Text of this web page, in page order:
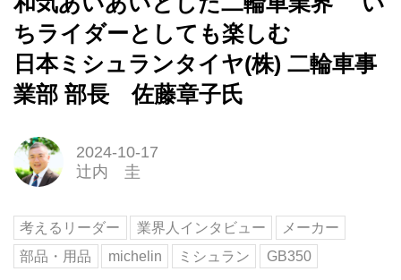
ちライダーとしても楽しむ
日本ミシュランタイヤ(株) 二輪車事
業部 部長 佐藤章子氏
2024-10-17
辻内 圭
考えるリーダー 業界人インタビュー
メーカー
部品・用品
michelin ミシュラン GB350